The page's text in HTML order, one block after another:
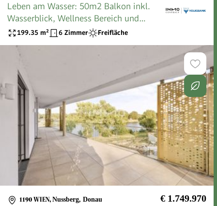
Leben am Wasser: 50m2 Balkon inkl.
Wasserblick, Wellness Bereich und
Fitness
199.35 m² 6 Zimmer Freifläche
1190 WIEN, Nussberg, Donau € 1.749.970